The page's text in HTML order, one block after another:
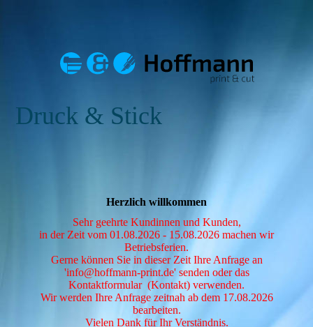
Druck & Stick
Herzlich willkommen
Sehr geehrte Kundinnen und Kunden,
in der Zeit vom 01.08.2026 - 15.08.2026 machen wir
Betriebsferien.
Gerne können Sie in dieser Zeit Ihre Anfrage an
'info@hoffmann-print.de' senden oder das
Kontaktformular (Kontakt) verwenden.
Wir werden Ihre Anfrage zeitnah ab dem 17.08.2026
bearbeiten.
Vielen Dank für Ihr Verständnis.